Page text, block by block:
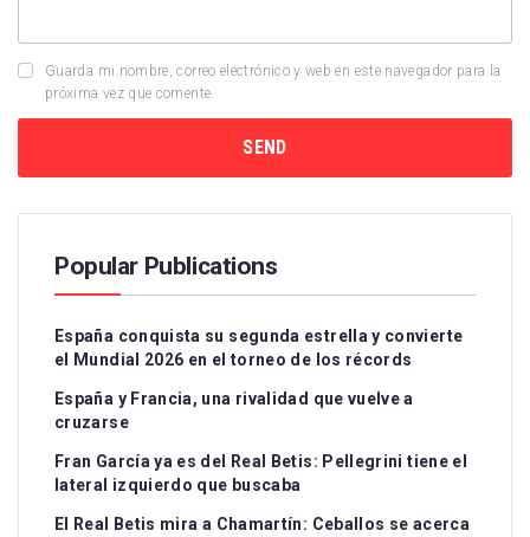
Guarda mi nombre, correo electrónico y web en este navegador para la
próxima vez que comente.
Popular Publications
España conquista su segunda estrella y convierte
el Mundial 2026 en el torneo de los récords
España y Francia, una rivalidad que vuelve a
cruzarse
Fran García ya es del Real Betis: Pellegrini tiene el
lateral izquierdo que buscaba
El Real Betis mira a Chamartín: Ceballos se acerca